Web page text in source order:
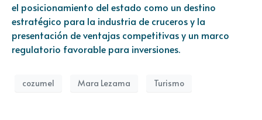
el posicionamiento del estado como un destino
estratégico para la industria de cruceros y la
presentación de ventajas competitivas y un marco
regulatorio favorable para inversiones.
cozumel Mara Lezama Turismo